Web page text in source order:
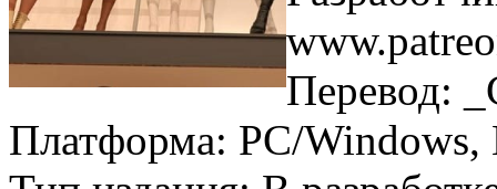
Перевод:
Платформа: PC/